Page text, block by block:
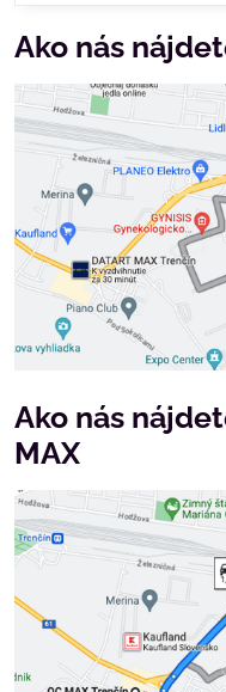
Ako nás
Ako nás
MAX